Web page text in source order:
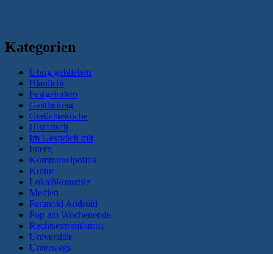
Kategorien
Übrig geblieben
Blaulicht
Festgehalten
Gastbeitrag
Gerüchteküche
Historisch
Im Gespräch mit
Intern
Kommunalpolitik
Kultur
Lokalökonomie
Medien
Paranoid Android
Pop am Wochenende
Rechtsextremismus
Universität
Unterwegs